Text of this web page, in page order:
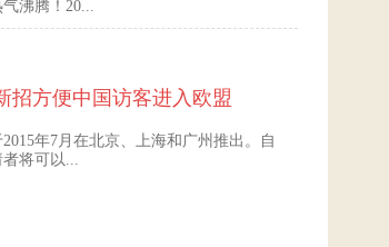
沸腾！20...
招方便中国访客进入欧盟
年7月在北京、上海和广州推出。自
将可以...